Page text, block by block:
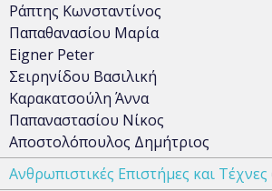
Ράπτης Κωνσταντίνος
Παπαθανασίου Μαρία
Eigner Peter
Σειρηνίδου Βασιλική
Καρακατσούλη Άννα
Παπαναστασίου Νίκος
Αποστολόπουλος Δημήτριος
Ανθρωπιστικές Επιστήμες και Τέχνες